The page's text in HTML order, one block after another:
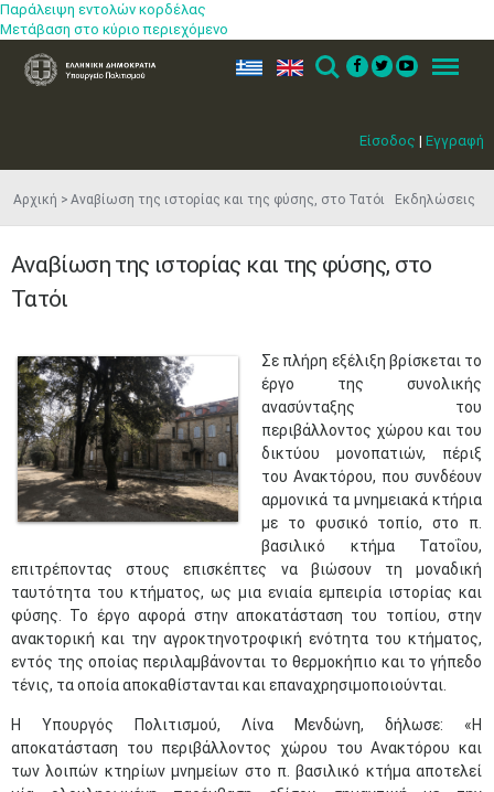
Παράλειψη εντολών κορδέλας
Μετάβαση στο κύριο περιεχόμενο
Είσοδος | Εγγραφή
ελ en Search Menu
Αρχική Αναβίωση της ιστορίας και της φύσης, στο Τατόι Εκδηλώσεις
Αναβίωση της ιστορίας και της φύσης, στο
Τατόι
​Σε πλήρη εξέλιξη βρίσκεται το
έργο της συνολικής
ανασύνταξης του
περιβάλλοντος χώρου και του
δικτύου μονοπατιών, πέριξ
του Ανακτόρου, που συνδέουν
αρμονικά τα μνημειακά κτήρια
με το φυσικό τοπίο, στο π.
βασιλικό κτήμα Τατοΐου,
επιτρέποντας στους επισκέπτες να βιώσουν τη μοναδική
ταυτότητα του κτήματος, ως μια ενιαία εμπειρία ιστορίας και
φύσης. Το έργο αφορά στην αποκατάσταση του τοπίου, στην
ανακτορική και την αγροκτηνοτροφική ενότητα του κτήματος,
εντός της οποίας περιλαμβάνονται το θερμοκήπιο και το γήπεδο
τένις, τα οποία αποκαθίστανται και επαναχρησιμοποιούνται.
Η Υπουργός Πολιτισμού, Λίνα Μενδώνη, δήλωσε: «Η
αποκατάσταση του περιβάλλοντος χώρου του Ανακτόρου και
των λοιπών κτηρίων μνημείων στο π. βασιλικό κτήμα αποτελεί